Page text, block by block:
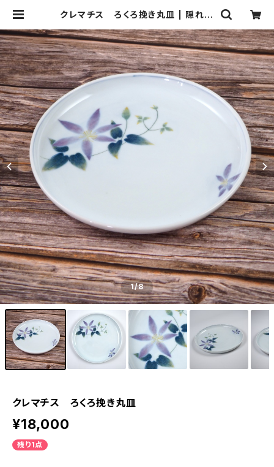
クレマチス ろくろ挽き丸皿 | 隠れ道
1/8
クレマチス ろくろ挽き丸皿
¥18,000
残り1点